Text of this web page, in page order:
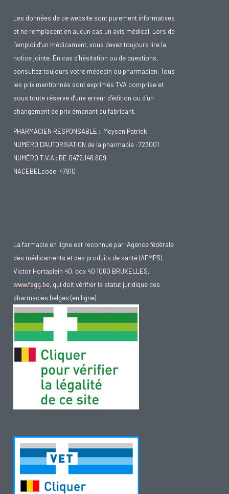
Les données de ce website sont purement informatives
et ne remplacent en aucun cas un avis médical. Lors de
l’emploi d’un médicament, vous devez toujours lire la
notice jointe. En cas d’hésitation ou de questions,
consultez toujours votre médecin ou pharmacien. Tous
les prix mentionnés sont exprimés TVA comprise et
sous toute réserve d’une erreur d’édition ou d’un
changement de prix émanant du fabricant.
PHARMACIEN RESPONSABLE :: Meysen Patrick
NUMÉRO D'AUTORISATION de la pharmacie : 723001
NUMÉRO T.V.A.: BE 0472.146.609
NACEBELcode: 47910
La farmacie en ligne est reconnue par l'Agence fédérale
des médicaments et des produits de santé (AFMPS)
Victor Hortaplein 40, box 40 1060 BRUXELLES,
www.fagg.be, qui doit vérifier le statut juridique des
pharmacies belges (en ligne).